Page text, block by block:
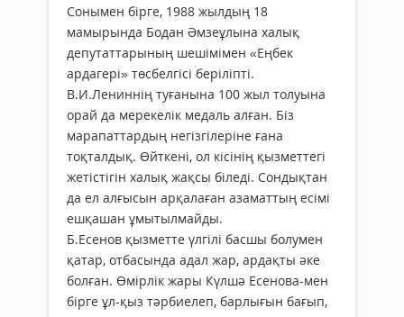
Сонымен бірге, 1988 жылдың 18
мамырында Бодан Әмзеұлына халық
депутаттарының шешімімен «Еңбек
ардагері» төсбелгісі беріліпті.
В.И.Лениннің туғанына 100 жыл толуына
орай да мерекелік медаль алған. Біз
марапаттардың негізгілеріне ғана
тоқталдық. Өйткені, ол кісінің қызметтегі
жетістігін халық жақсы біледі. Сондықтан
да ел алғысын арқалаған азаматтың есімі
ешқашан ұмытылмайды.
Б.Есенов қызметте үлгілі басшы болумен
қатар, отбасында адал жар, ардақты әке
болған. Өмірлік жары Күлшә Есенова-мен
бірге ұл-қыз тәрбиелеп, барлығын бағып,